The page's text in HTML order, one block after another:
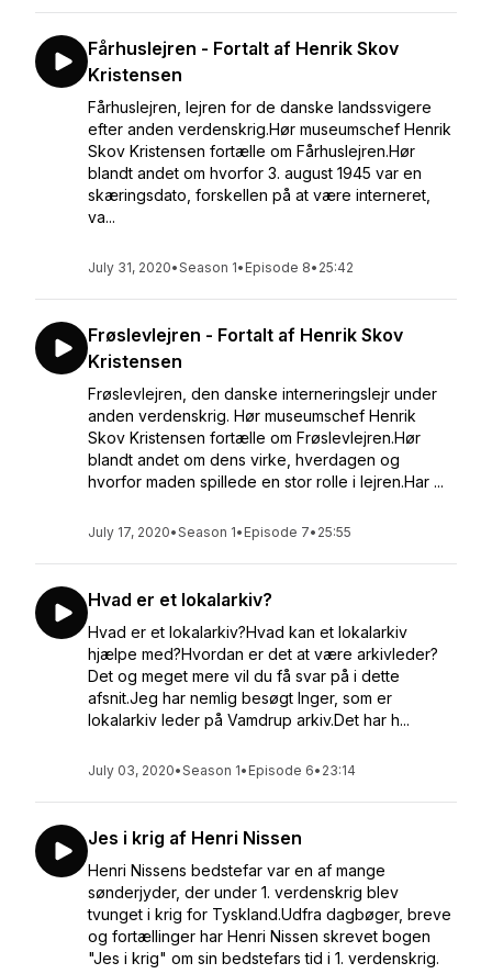
Fårhuslejren - Fortalt af Henrik Skov
Kristensen
Fårhuslejren, lejren for de danske landssvigere
efter anden verdenskrig.Hør museumschef Henrik
Skov Kristensen fortælle om Fårhuslejren.Hør
blandt andet om hvorfor 3. august 1945 var en
skæringsdato, forskellen på at være interneret,
va...
July 31, 2020•Season 1• Episode 8• 25:42
Frøslevlejren - Fortalt af Henrik Skov
Kristensen
Frøslevlejren, den danske interneringslejr under
anden verdenskrig. Hør museumschef Henrik
Skov Kristensen fortælle om Frøslevlejren.Hør
blandt andet om dens virke, hverdagen og
hvorfor maden spillede en stor rolle i lejren.Har ...
July 17, 2020•Season 1• Episode 7• 25:55
Hvad er et lokalarkiv?
Hvad er et lokalarkiv?Hvad kan et lokalarkiv
hjælpe med?Hvordan er det at være arkivleder?
Det og meget mere vil du få svar på i dette
afsnit.Jeg har nemlig besøgt Inger, som er
lokalarkiv leder på Vamdrup arkiv.Det har h...
July 03, 2020•Season 1• Episode 6• 23:14
Jes i krig af Henri Nissen
Henri Nissens bedstefar var en af mange
sønderjyder, der under 1. verdenskrig blev
tvunget i krig for Tyskland.Udfra dagbøger, breve
og fortællinger har Henri Nissen skrevet bogen
"Jes i krig" om sin bedstefars tid i 1. verdenskrig.